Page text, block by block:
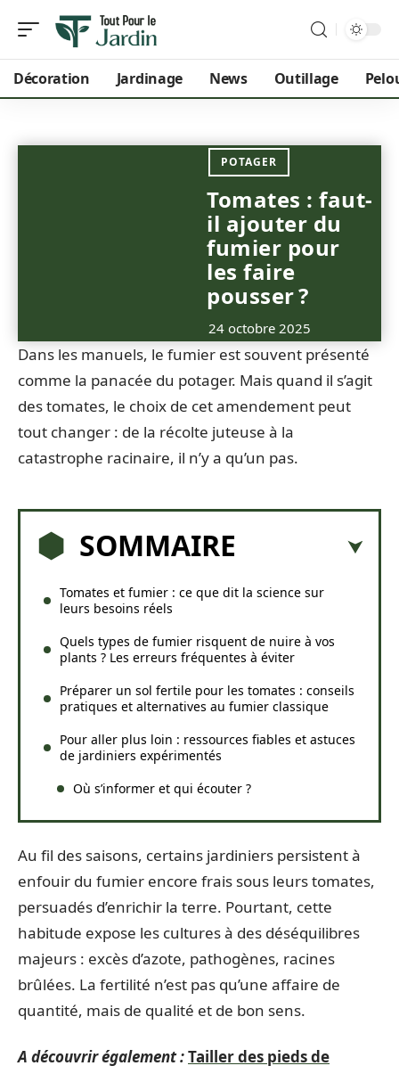
Décoration Jardinage News Outillage
POTAGER
Tomates : faut-
il ajouter du
fumier pour
les faire
pousser ?
24 octobre 2025
Dans les manuels, le fumier est souvent présenté
comme la panacée du potager. Mais quand il s’agit
des tomates, le choix de cet amendement peut
tout changer : de la récolte juteuse à la
catastrophe racinaire, il n’y a qu’un pas.
SOMMAIRE
Tomates et fumier : ce que dit la science sur
leurs besoins réels
Quels types de fumier risquent de nuire à vos
plants ? Les erreurs fréquentes à éviter
Préparer un sol fertile pour les tomates : conseils
pratiques et alternatives au fumier classique
Pour aller plus loin : ressources fiables et astuces
de jardiniers expérimentés
Où s’informer et qui écouter ?
Au fil des saisons, certains jardiniers persistent à
enfouir du fumier encore frais sous leurs tomates,
persuadés d’enrichir la terre. Pourtant, cette
habitude expose les cultures à des déséquilibres
majeurs : excès d’azote, pathogènes, racines
brûlées. La fertilité n’est pas qu’une affaire de
quantité, mais de qualité et de bon sens.
A découvrir également :Tailler des pieds de